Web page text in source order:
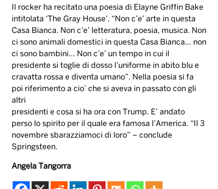
Il rocker ha recitato una poesia di Elayne Griffin Bake
intitolata ‘The Gray House’. “Non c’e’ arte in questa
Casa Bianca. Non c’e’ letteratura, poesia, musica. Non
ci sono animali domestici in questa Casa Bianca… non
ci sono bambini… Non c’e’ un tempo in cui il
presidente si toglie di dosso l’uniforme in abito blu e
cravatta rossa e diventa umano”. Nella poesia si fa
poi riferimento a cio’ che si aveva in passato con gli
altri
presidenti e cosa si ha ora con Trump. E’ andato
perso lo spirito per il quale era famosa l’America. “Il 3
novembre sbarazziamoci di loro” – conclude
Springsteen.
Angela Tangorra